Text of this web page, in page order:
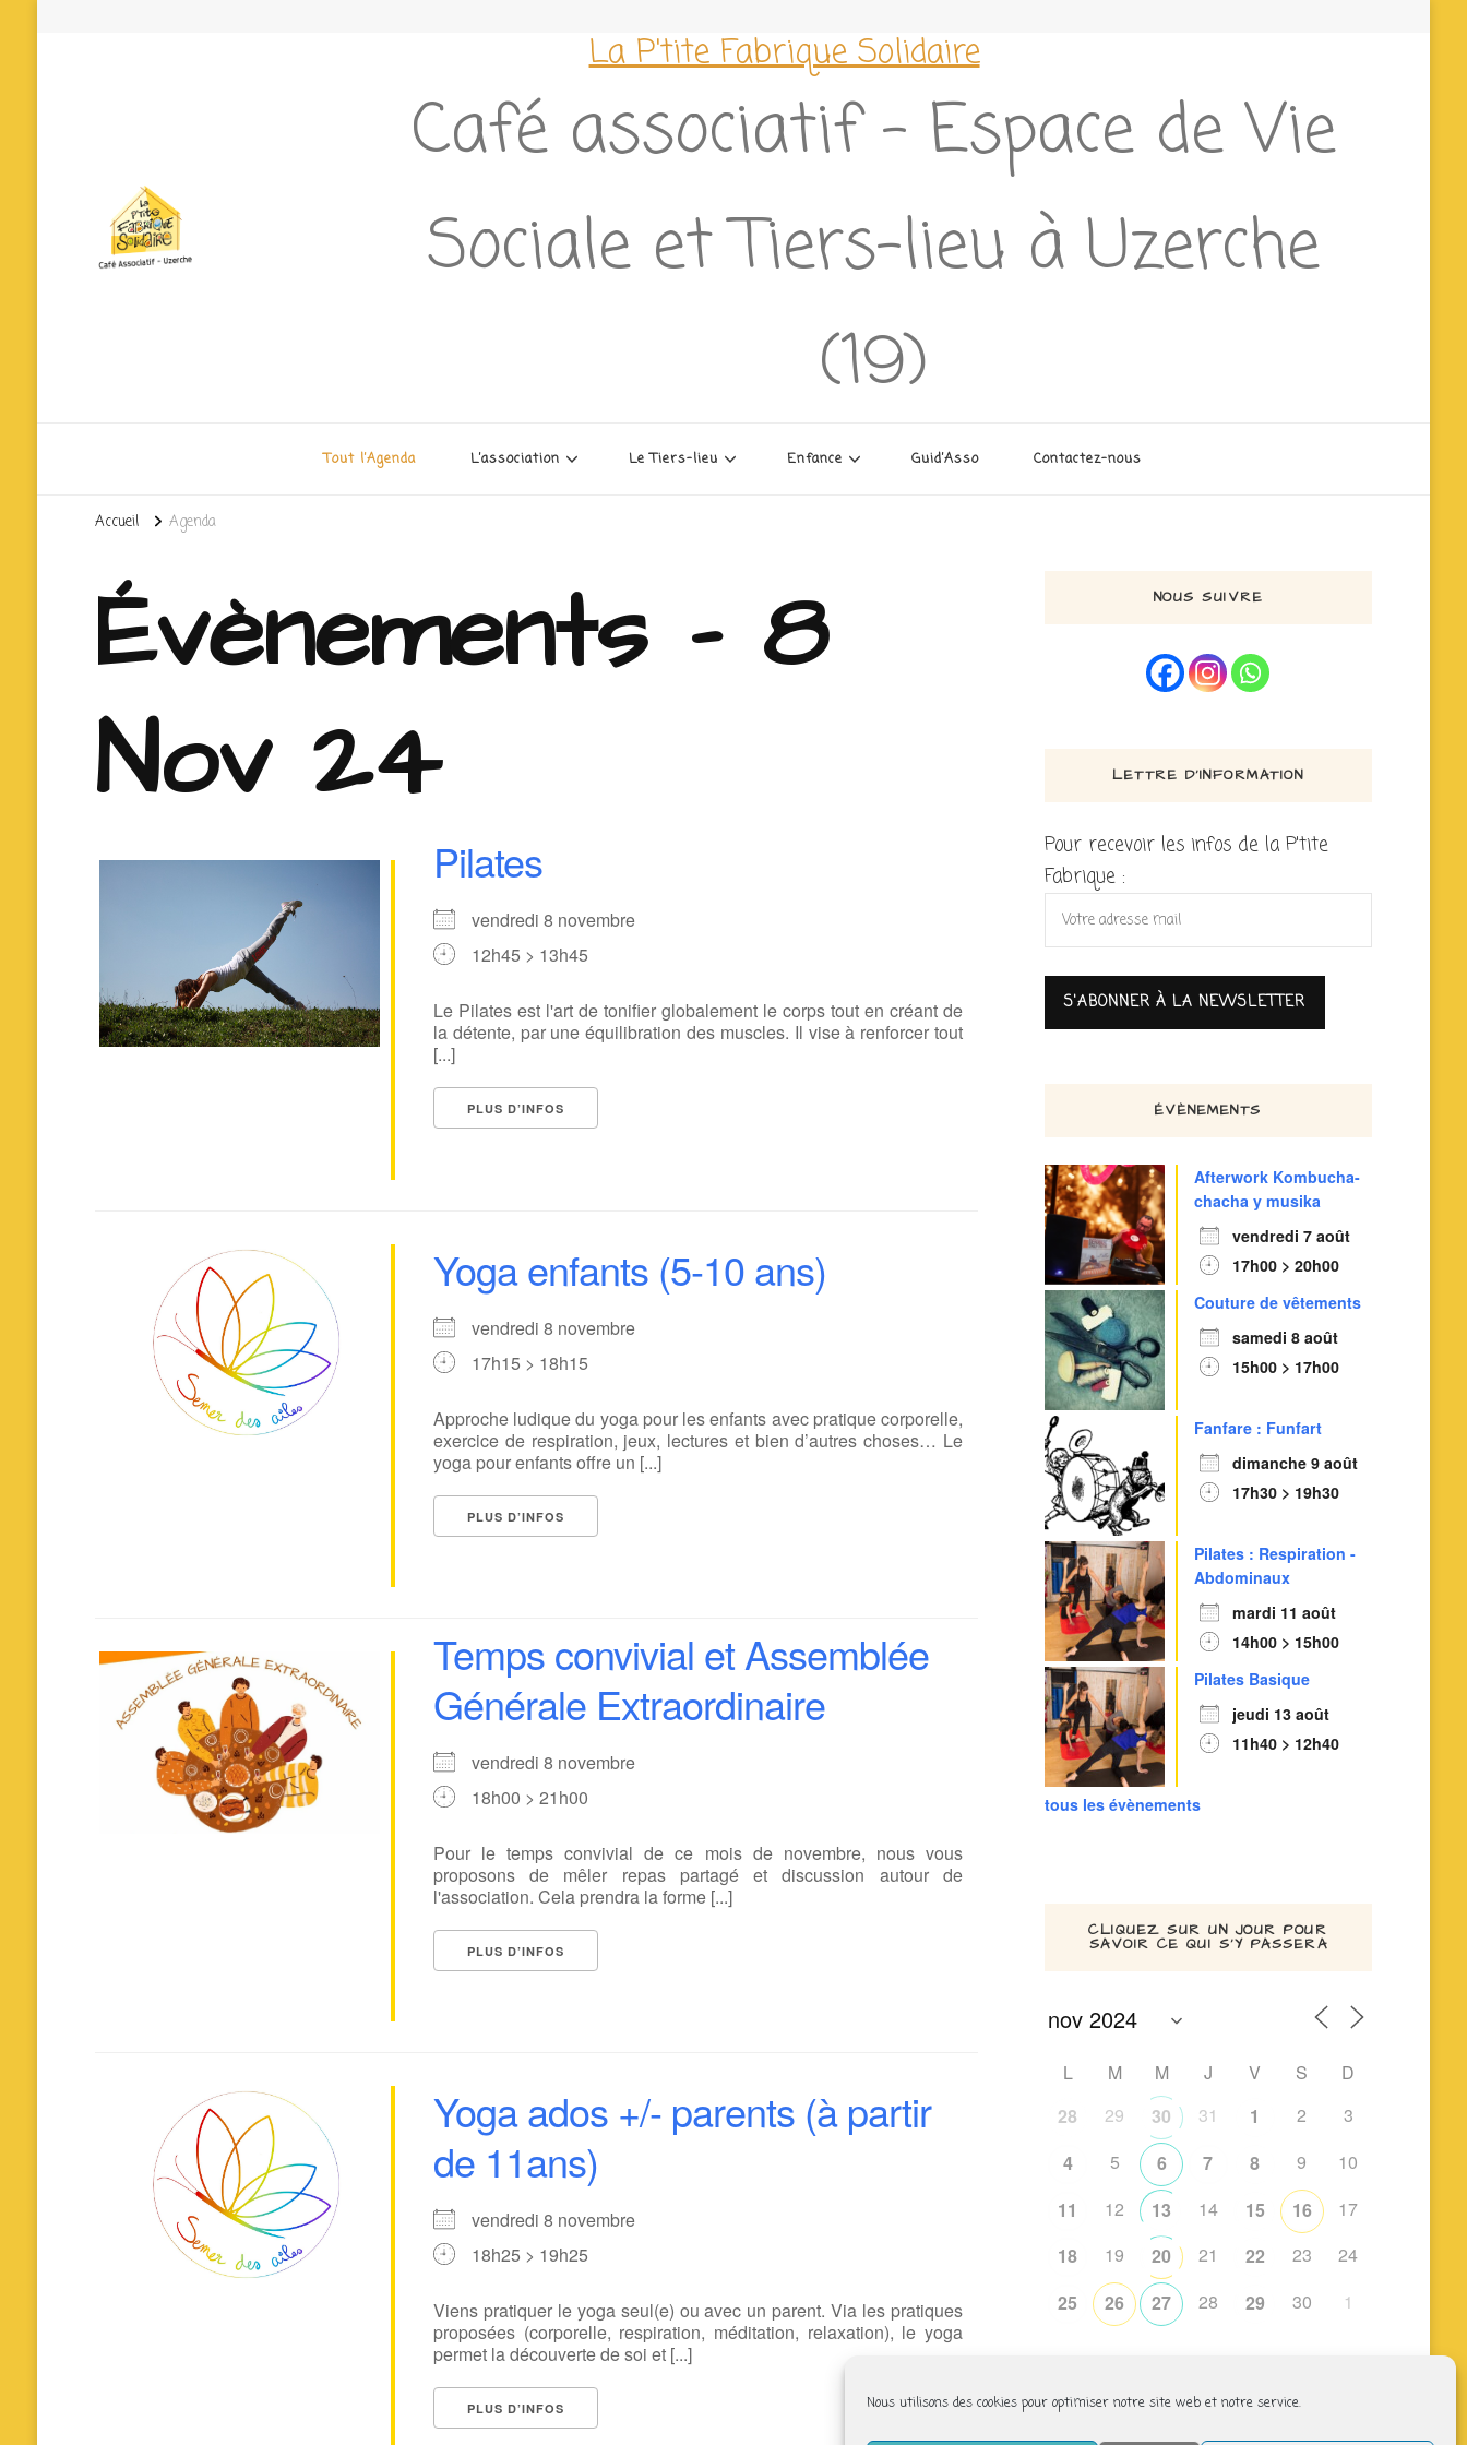
Nous utilisons des cookies pour optimiser notre site web et notre service.
La P'tite Fabrique Solidaire
Café associatif – Espace de Vie
Sociale et Tiers-lieu à Uzerche
(19)
Tout l’Agenda L’association Le Tiers-lieu Enfance Guid’Asso Contactez-nous
Accueil Agenda
Évènements - 8
Nov 24
Pilates
vendredi 8 novembre
12h45 > 13h45
Le Pilates est l'art de tonifier globalement le corps tout en créant de
la détente, par une équilibration des muscles. Il vise à renforcer tout
[...]
PLUS D’INFOS
Yoga enfants (5-10 ans)
vendredi 8 novembre
17h15 > 18h15
Approche ludique du yoga pour les enfants avec pratique corporelle,
exercice de respiration, jeux, lectures et bien d’autres choses… Le
yoga pour enfants offre un [...]
PLUS D’INFOS
Temps convivial et Assemblée
Générale Extraordinaire
vendredi 8 novembre
18h00 > 21h00
Pour le temps convivial de ce mois de novembre, nous vous
proposons de mêler repas partagé et discussion autour de
l'association. Cela prendra la forme [...]
PLUS D’INFOS
Yoga ados +/- parents (à partir
de 11ans)
vendredi 8 novembre
18h25 > 19h25
Viens pratiquer le yoga seul(e) ou avec un parent. Via les pratiques
proposées (corporelle, respiration, méditation, relaxation), le yoga
permet la découverte de soi et [...]
PLUS D’INFOS
NOUS SUIVRE
LETTRE D’INFORMATION
Pour recevoir les infos de la P'tite
Fabrique :
ÉVÈNEMENTS
Afterwork Kombucha-
chacha y musika
vendredi 7 août
17h00 > 20h00
Couture de vêtements
samedi 8 août
15h00 > 17h00
Fanfare : Funfart
dimanche 9 août
17h30 > 19h30
Pilates : Respiration -
Abdominaux
mardi 11 août
14h00 > 15h00
Pilates Basique
jeudi 13 août
11h40 > 12h40
tous les évènements
CLIQUEZ SUR UN JOUR POUR
SAVOIR CE QUI S’Y PASSERA
L M M J V S
D
28
29 30 31 1 2
3
4
5 6 7 8 9
10
11
12 13 14 15 16
17
18
19 20 21 22 23
24
25
26 27 28 29 30 1